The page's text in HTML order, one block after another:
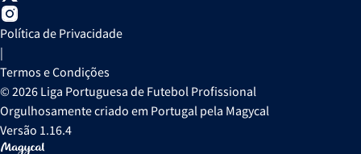
Política de Privacidade
|
Termos e Condições
© 2026 Liga Portuguesa de Futebol Profissional
Orgulhosamente criado em Portugal pela Magycal
Versão 1.16.4